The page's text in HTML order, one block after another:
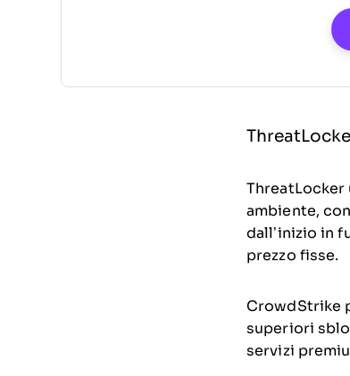
ThreatLocker
ambiente,
dall’inizio in
prezzo fisse.
CrowdStrike
superiori
servizi